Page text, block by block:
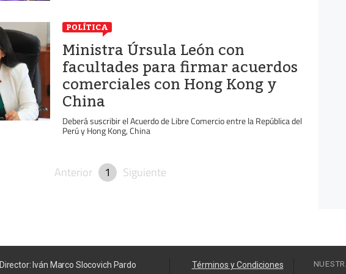
POLÍTICA
Ministra Úrsula León con
facultades para firmar acuerdos
comerciales con Hong Kong y
China
Deberá suscribir el Acuerdo de Libre Comercio entre la República del
Perú y Hong Kong, China
Anterior 1 Siguiente
Director: Iván Marco Slocovich Pardo Términos y Condiciones